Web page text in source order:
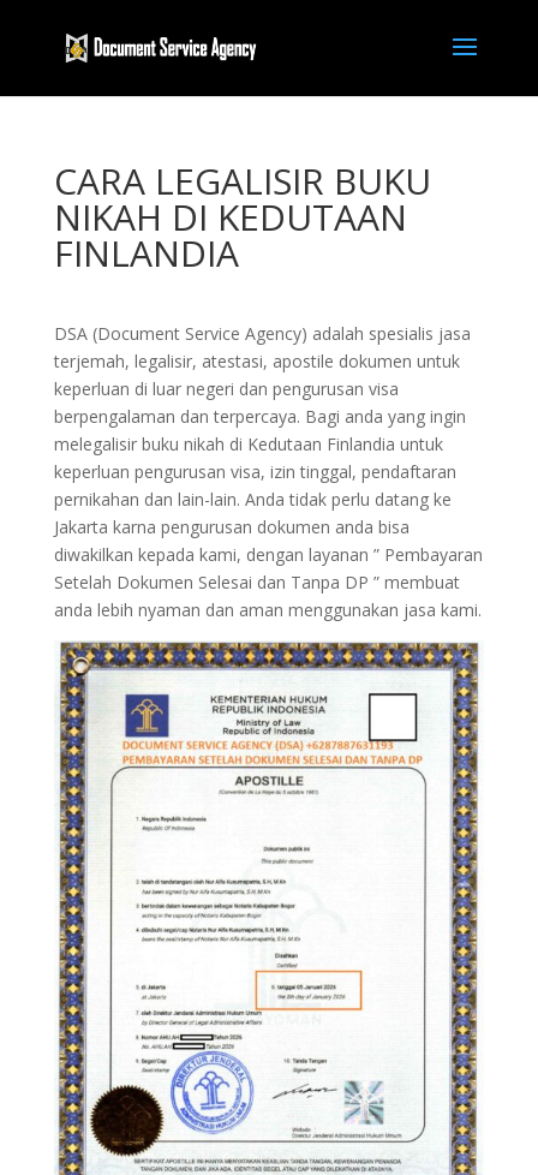
CARA LEGALISIR BUKU
NIKAH DI KEDUTAAN
FINLANDIA
DSA (Document Service Agency) adalah spesialis jasa
terjemah, legalisir, atestasi, apostile dokumen untuk
keperluan di luar negeri dan pengurusan visa
berpengalaman dan terpercaya. Bagi anda yang ingin
melegalisir buku nikah di Kedutaan Finlandia untuk
keperluan pengurusan visa, izin tinggal, pendaftaran
pernikahan dan lain-lain. Anda tidak perlu datang ke
Jakarta karna pengurusan dokumen anda bisa
diwakilkan kepada kami, dengan layanan ” Pembayaran
Setelah Dokumen Selesai dan Tanpa DP ” membuat
anda lebih nyaman dan aman menggunakan jasa kami.